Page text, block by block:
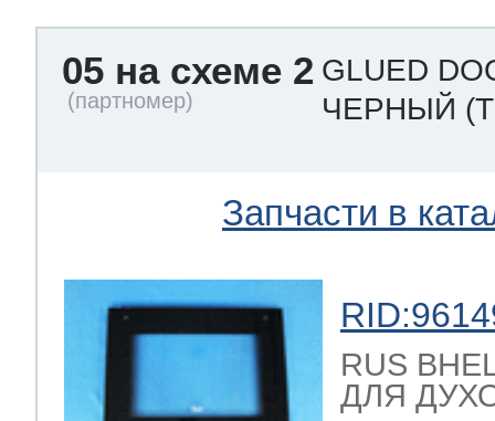
05 на схеме 2 GLUED
ЧЕРНЫЙ
Запчасти в
RUS
ДЛЯ